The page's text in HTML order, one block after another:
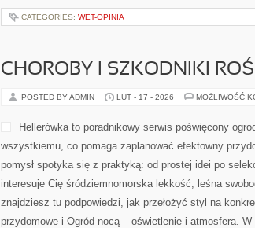
CATEGORIES: WET-OPINIA
CHOROBY I SZKODNIKI
POSTED BY ADMIN LUT - 17 - 2026 MOŻLIWOŚĆ
Hellerówka to poradnikowy serwis poświęcony
wszystkiemu, co pomaga zaplanować efektowny
pomysł spotyka się z praktyką: od prostej idei po
interesuje Cię śródziemnomorska lekkość, leśna
znajdziesz tu podpowiedzi, jak przełożyć styl na
przydomowe i Ogród nocą – oświetlenie i atmosfera.